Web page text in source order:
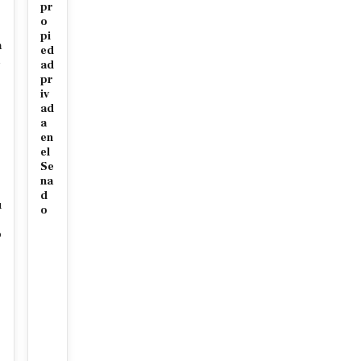
pr
o
pi
ed
ad
pr
iv
ad
a
en
el
Se
na
d
o